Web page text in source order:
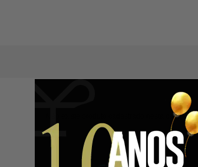
Não existe produto cadastrado nesta categoria.